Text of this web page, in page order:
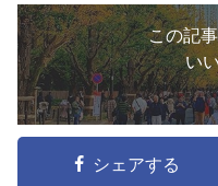
この記
い
シェアする